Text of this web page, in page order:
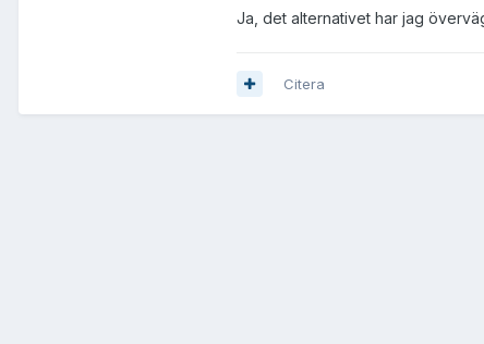
Ja, det alternativet har jag
Citera